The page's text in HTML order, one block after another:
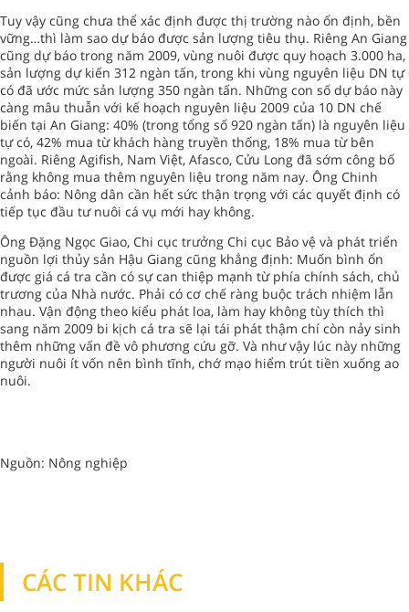
Tuy vậy cũng chưa thể xác định được thị trường nào ổn định, bền
vững…thì làm sao dự báo được sản lượng tiêu thụ. Riêng An Giang
cũng dự báo trong năm 2009, vùng nuôi được quy hoạch 3.000 ha,
sản lượng dự kiến 312 ngàn tấn, trong khi vùng nguyên liệu DN tự
có đã ước mức sản lượng 350 ngàn tấn. Những con số dự báo này
càng mâu thuẫn với kế hoạch nguyên liệu 2009 của 10 DN chế
biến tại An Giang: 40% (trong tổng số 920 ngàn tấn) là nguyên liệu
tự có, 42% mua từ khách hàng truyền thống, 18% mua từ bên
ngoài. Riêng Agifish, Nam Việt, Afasco, Cửu Long đã sớm công bố
rằng không mua thêm nguyên liệu trong năm nay. Ông Chinh
cảnh báo: Nông dân cần hết sức thận trọng với các quyết định có
tiếp tục đầu tư nuôi cá vụ mới hay không.
Ông Đặng Ngọc Giao, Chi cục trưởng Chi cục Bảo vệ và phát triển
nguồn lợi thủy sản Hậu Giang cũng khẳng định: Muốn bình ổn
được giá cá tra cần có sự can thiệp mạnh từ phía chính sách, chủ
trương của Nhà nước. Phải có cơ chế ràng buộc trách nhiệm lẫn
nhau. Vận động theo kiểu phát loa, làm hay không tùy thích thì
sang năm 2009 bi kịch cá tra sẽ lại tái phát thậm chí còn nảy sinh
thêm những vấn đề vô phương cứu gỡ. Và như vậy lúc này những
người nuôi ít vốn nên bình tĩnh, chớ mạo hiểm trút tiền xuống ao
nuôi.
Nguồn: Nông nghiệp
CÁC TIN KHÁC